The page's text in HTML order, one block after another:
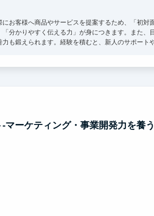
お客様へ商品やサービスを提案するため、「初対
分かりやすく伝える力」が身につきます。また、
も鍛えられます。経験を積むと、新人のサポート
ーケティング・事業開発力を養